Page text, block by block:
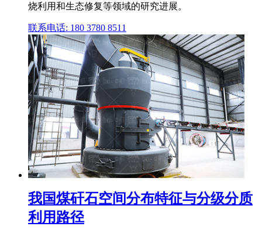
烧利用和生态修复等领域的研究进展。
联系电话: 180 3780 8511
我国煤矸石空间分布特征与分级分质
利用路径